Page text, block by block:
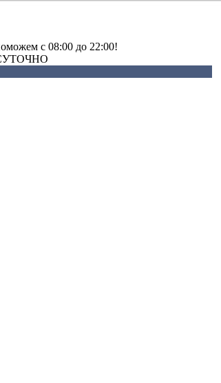
c 08:00 до 22:00!